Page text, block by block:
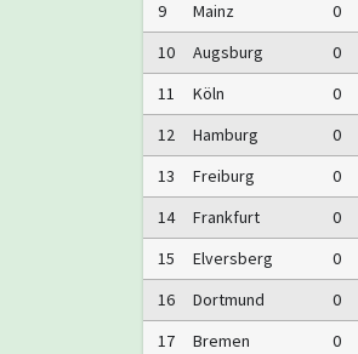
9
Mainz 0
10
Augsburg 0
11
Köln 0
12
Hamburg 0
13
Freiburg 0
14
Frankfurt 0
15
Elversberg 0
16
Dortmund 0
17
Bremen 0